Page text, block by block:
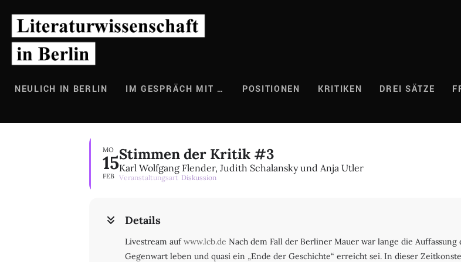
Inhalt
springen
NEULICH IN BERLIN IM GESPRÄCH MIT … POSITIONEN KRITIKEN DREI SÄTZE
MO
15
FEB
Stimmen der Kritik #3
Karl Wolfgang Flender, Judith Schalansky und Anja Utler
Veranstaltungsart Diskussion
Details
Livestream aufwww.lcb.de Nach dem Fall der Berliner Mauer war lange die
Gegenwart leben und quasi ein „Ende der Geschichte“ erreicht sei. In dieser